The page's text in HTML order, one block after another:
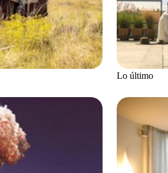
Lo último